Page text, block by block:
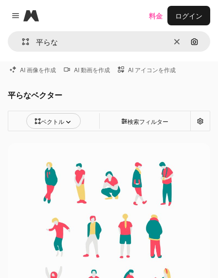
Close menu
Magnific
消去 画像で
料金 ログイン
AI 画像を作成 AI 動画を作成 AI アイコンを作成
平らなベクター
ベクトル 検索フィルター